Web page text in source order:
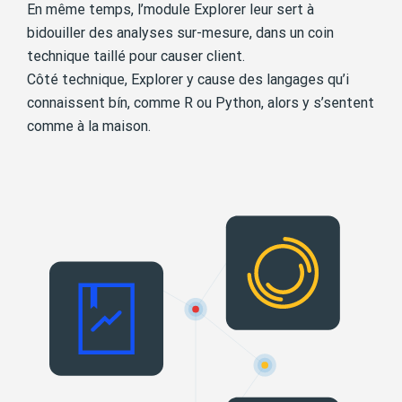
En même temps, l’module Explorer leur sert à
bidouiller des analyses sur-mesure, dans un coin
technique taillé pour causer client.
Côté technique, Explorer y cause des langages qu’i
connaissent bín, comme R ou Python, alors y s’sentent
comme à la maison.